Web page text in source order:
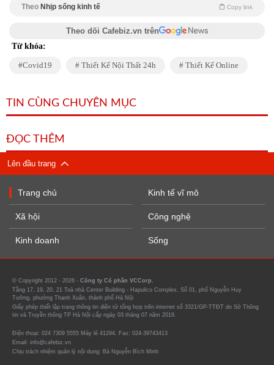
Theo Nhịp sống kinh tế Copy link
Theo dõi Cafebiz.vn trên
Từ khóa:
Covid19 Thiết Kế Nội Thất 24h Thiết Kế Online
TIN CÙNG CHUYÊN MỤC
ĐỌC THÊM
Lên đầu trang
Trang chủ
Xã hội
Kinh doanh
Kinh tế vĩ mô
Công nghệ
Sống
© Copyright 2012 - 2026 - Công ty Cổ phần VCCorp.
Tầng 17, 19, 20, 21 Toà nhà Center Building - Hapulico Complex, Số 01, phố Nguyễn Huy
Tưởng, phường Thanh Xuân, thành phố Hà Nội
Giấy phép thiết lập trang thông tin điện tử tổng hợp trên internet số 3321/GP-TTĐT do Sở Thông
tin và Truyền thông TP Hà Nội cấp ngày 03 tháng 07 năm 2019.
Điện thoại: 024 7309 5555 Máy lẻ 41294. Fax: 024-39743413
Email: info@cafebiz.vn
Chịu trách nhiệm quản lý nội dung: Bà Nguyễn Bích Minh